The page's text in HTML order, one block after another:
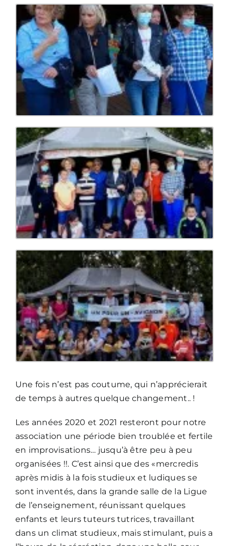
Une fois n’est pas coutume, qui n’apprécierait
de temps à autres quelque changement.. !
Les années 2020 et 2021 resteront pour notre
association une période bien troublée et fertile
en improvisations… jusqu’à être peu à peu
organisées !!. C’est ainsi que des «mercredis
après midis à la fois studieux et ludiques se
sont inventés, dans la grande salle de la Ligue
de l’enseignement, réunissant quelques
enfants et leurs tuteurs tutrices, travaillant
dans un climat studieux, mais stimulant, puis a